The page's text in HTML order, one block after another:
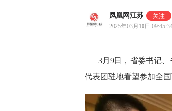
凤凰网江苏
2025年03月10日 09:45:34
3月9日，省委书记
代表团驻地看望参加全